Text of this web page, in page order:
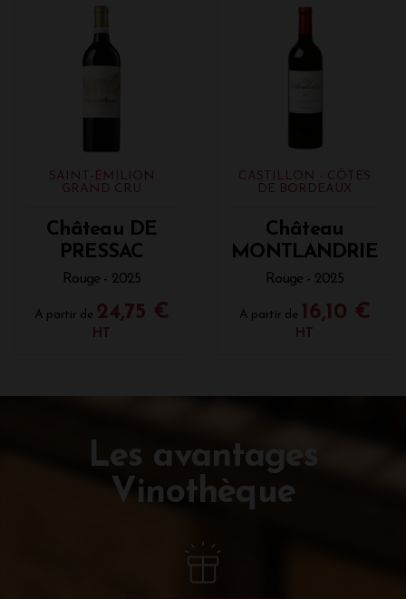
SAINT-ÉMILION
GRAND CRU
Château DE
PRESSAC
Rouge - 2025
A partir de 24,75 €
HT
CASTILLON - CÔTES
DE BORDEAUX
Château
MONTLANDRIE
Rouge - 2025
A partir de 16,10 €
HT
Les avantages
Vinothèque